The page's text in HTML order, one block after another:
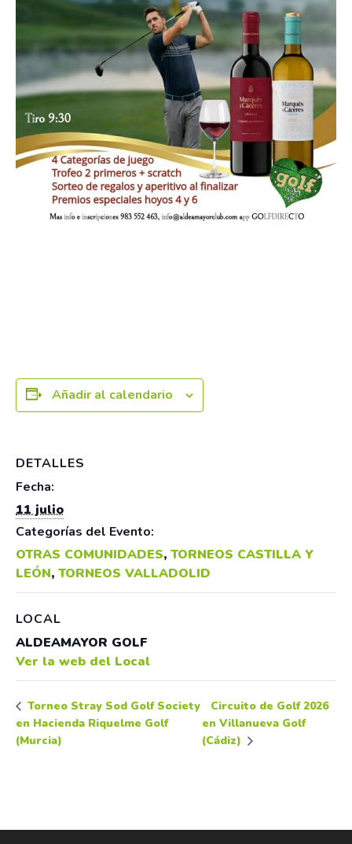
Añadir al calendario
DETALLES
Fecha:
11 julio
Categorías del Evento:
OTRAS COMUNIDADES, TORNEOS CASTILLA Y
LEÓN, TORNEOS VALLADOLID
LOCAL
ALDEAMAYOR GOLF
Ver la web del Local
Torneo Stray Sod Golf Society
en Hacienda Riquelme Golf
(Murcia)
Circuito de Golf 2026
en Villanueva Golf
(Cádiz)